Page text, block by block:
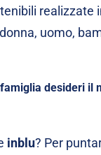
realizzate
donna, uomo,
desideri il
inblu? Per